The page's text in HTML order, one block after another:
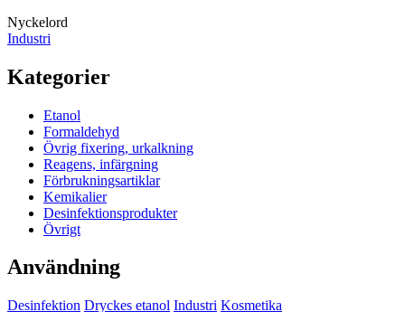
Nyckelord
Industri
Kategorier
Etanol
Formaldehyd
Övrig fixering, urkalkning
Reagens, infärgning
Förbrukningsartiklar
Kemikalier
Desinfektionsprodukter
Övrigt
Användning
Desinfektion Dryckes etanol Industri Kosmetika